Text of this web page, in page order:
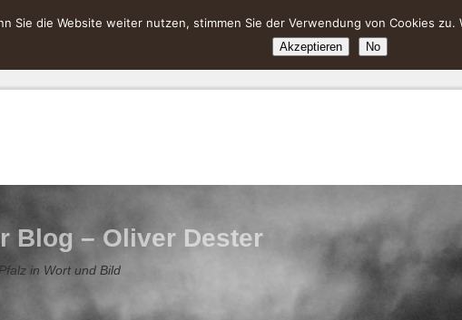
Blog – Oliver Dester
in Wort und Bild
Sie die Website weiter nutzen, stimmen Sie der Verwendung von Cookies
Akzeptieren No